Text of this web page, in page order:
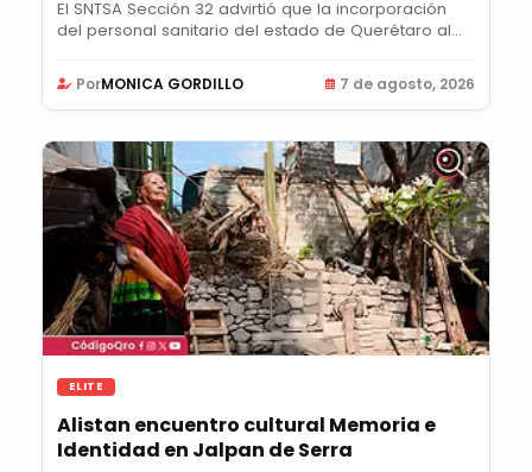
El SNTSA Sección 32 advirtió que la incorporación
del personal sanitario del estado de Querétaro al...
PorMONICA GORDILLO 7 de agosto, 2026
ELITE
Alistan encuentro cultural Memoria e
Identidad en Jalpan de Serra